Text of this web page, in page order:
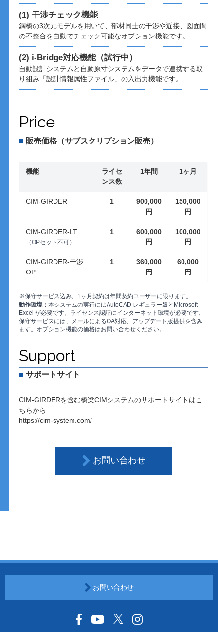
(1) 干渉チェック機能
鋼橋の3次元モデルを用いて、部材同士の干渉や近接、図面間
の不整合を自動でチェック可能なオプション機能です。
(2) i-Bridge対応機能（試行中）
自動設計システムと自動原寸システムをデータで連携する取
り組み「設計情報属性ファイル」の入出力機能です。
Price
■ 販売価格（サブスクリプション販売）
機能
ライセ
ンス数
1年間 1ヶ月
CIM-GIRDER 1
900,000
円
150,000
円
CIM-GIRDER-LT
（OPセット不可）
1
600,000
円
100,000
円
CIM-GIRDER-⼲渉
OP
1
360,000
円
60,000
円
※保守サービス込み。1ヶ⽉契約は年間契約ユーザーに限ります。
動作環境：本システムの実行にはAutoCAD レギュラー版とMicrosoft
Excel が必要です。ライセンス認証にインターネット環境が必要です。
保守サービスには、メールによるQA対応、アップデート版提供を含み
ます。オプション機能の価格はお問い合わせください。
Support
■サポートサイト
CIM-GIRDERを含む橋梁CIMシステムのサポートサイトはこ
ちらから
https://cim-system.com/
お問い合わせ
お問い合わせ